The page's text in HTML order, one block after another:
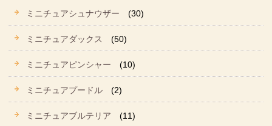
ミニチュアシュナウザー (30)
ミニチュアダックス (50)
ミニチュアピンシャー (10)
ミニチュアプードル (2)
ミニチュアブルテリア (11)